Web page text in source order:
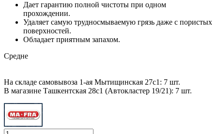
Дает гарантию полной чистоты при одном
прохождении.
Удаляет самую трудносмываемую грязь даже с пористых
поверхностей.
Обладает приятным запахом.
Средне
На складе самовывоза 1-ая Мытищинская 27с1: 7 шт.
В магазине Ташкентская 28с1 (Автокластер 19/21): 7 шт.